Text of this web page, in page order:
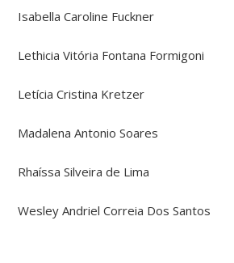
Isabella Caroline Fuckner
Lethicia Vitória Fontana Formigoni
Letícia Cristina Kretzer
Madalena Antonio Soares
Rhaíssa Silveira de Lima
Wesley Andriel Correia Dos Santos